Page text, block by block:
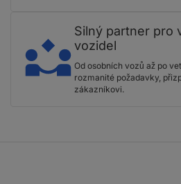
Silný partner pro
vozidel
Od osobních vozů až po
rozmanité požadavky,
zákazníkovi.